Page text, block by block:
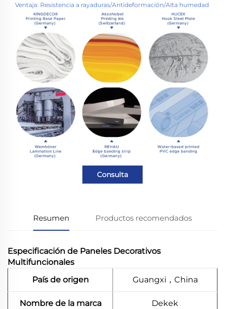
Ventaja: Resistencia a rayaduras/Antideformación/Alta humedad
Consulta
Resumen Productos recomendados
Especificación de Paneles Decorativos
Multifuncionales
País de origen
Guangxi，China
Nombre de la marca Dekek